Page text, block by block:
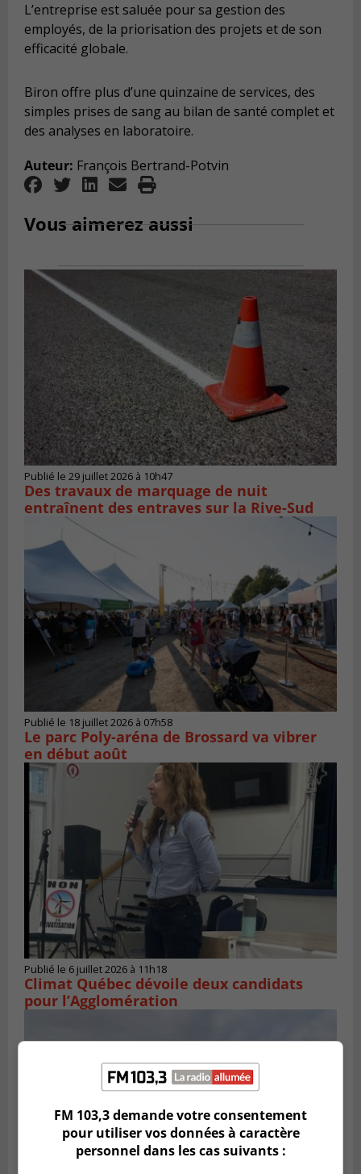
L’entreprise est saluée pour sa gestion des
employés, de la priorisation des projets et de son
efficacité globale.
Biron offre plus d’une quinzaine de services, des
simples prises de sang au bilan de santé complet et
des analyses en laboratoire.
Auteur: François Bertrand-Potvin
Vous aimerez aussi
Publié le 29 juillet 2026 à 10h47
Des travaux de marquage de nuit
entraînent des entraves sur la Rive-Sud
Publié le 18 juillet 2026 à 07h58
Le parc Poly-aréna de Brossard va vibrer
en début août
Publié le 6 juillet 2026 à 11h18
Climat Québec dévoile deux candidats
pour l’Agglomération
FM 103,3 demande votre consentement
pour utiliser vos données à caractère
personnel dans les cas suivants :